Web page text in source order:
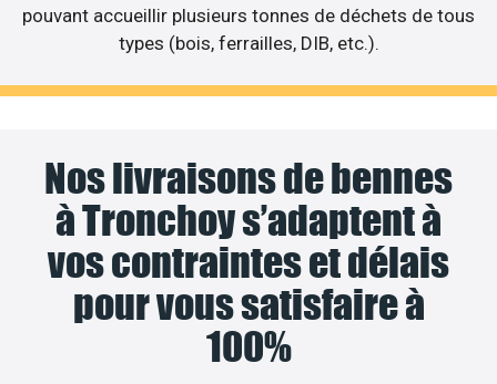
pouvant accueillir plusieurs tonnes de déchets de tous
types (bois, ferrailles, DIB, etc.).
Nos livraisons de bennes
à Tronchoy s’adaptent à
vos contraintes et délais
pour vous satisfaire à
100%